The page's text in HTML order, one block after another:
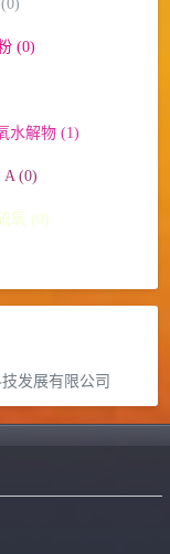
(0)
水解物 (1)
A (0)
氧 (0)
发展有限公司